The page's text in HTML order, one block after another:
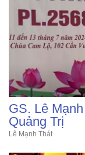
GS. Lê
Quảng Trị
Lê Mạnh Thát